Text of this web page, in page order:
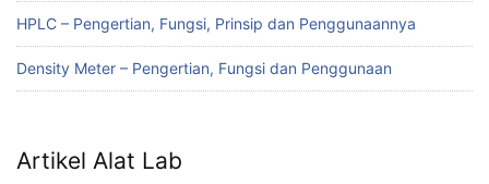
HPLC – Pengertian, Fungsi, Prinsip dan Penggunaannya
Density Meter – Pengertian, Fungsi dan Penggunaan
Artikel Alat Lab